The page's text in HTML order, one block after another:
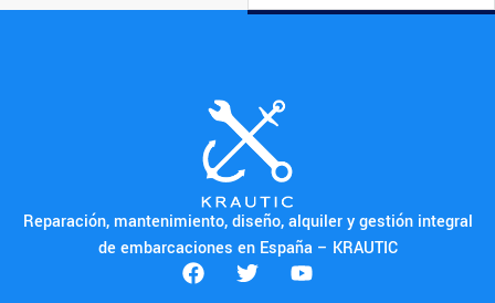
Reparación, mantenimiento, diseño, alquiler y gestión integral
de embarcaciones en España – KRAUTIC